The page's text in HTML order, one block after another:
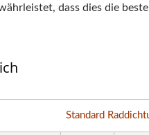
dass dies die
Standard